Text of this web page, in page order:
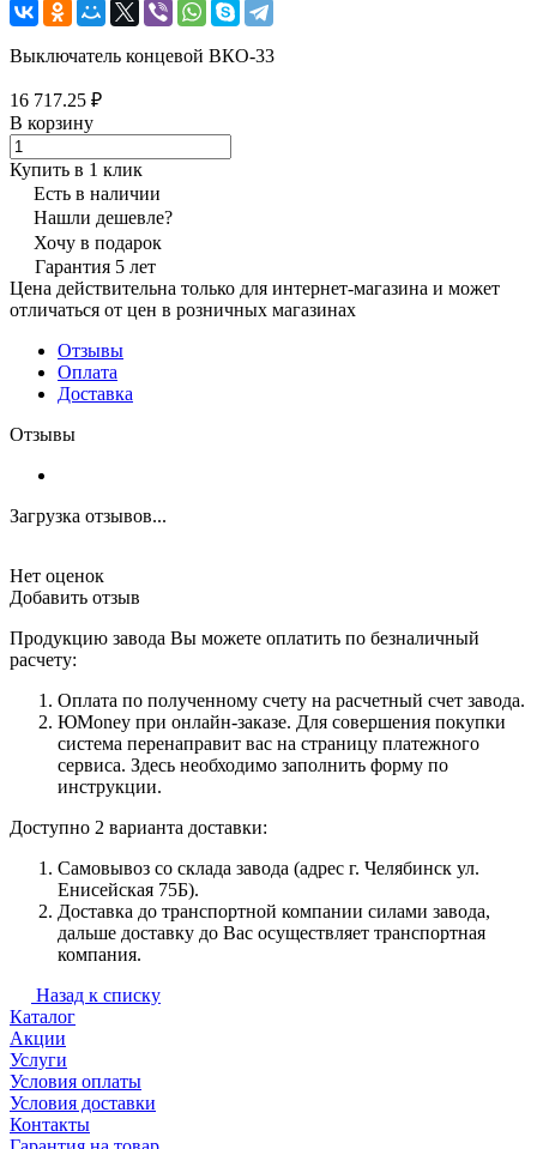
Выключатель концевой ВКО-33
16 717.25 ₽
В корзину
Купить в 1 клик
Есть в наличии
Нашли дешевле?
Хочу в подарок
Гарантия 5 лет
Цена действительна только для интернет-магазина и может
отличаться от цен в розничных магазинах
Отзывы
Оплата
Доставка
Отзывы
Загрузка отзывов...
Нет оценок
Добавить отзыв
Продукцию завода Вы можете оплатить по безналичный
расчету:
Оплата по полученному счету на расчетный счет завода.
ЮMoney при онлайн-заказе. Для совершения покупки
система перенаправит вас на страницу платежного
сервиса. Здесь необходимо заполнить форму по
инструкции.
Доступно 2 варианта доставки:
Самовывоз со склада завода (адрес г. Челябинск ул.
Енисейская 75Б).
Доставка до транспортной компании силами завода,
дальше доставку до Вас осуществляет транспортная
компания.
Назад к списку
Каталог
Акции
Услуги
Условия оплаты
Условия доставки
Контакты